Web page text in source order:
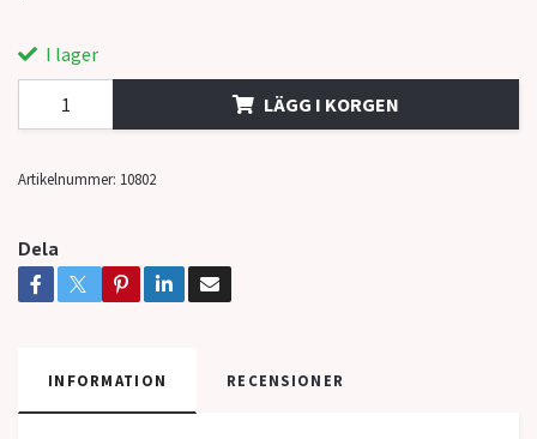
I lager
LÄGG I KORGEN
Artikelnummer: 10802
Dela
INFORMATION RECENSIONER